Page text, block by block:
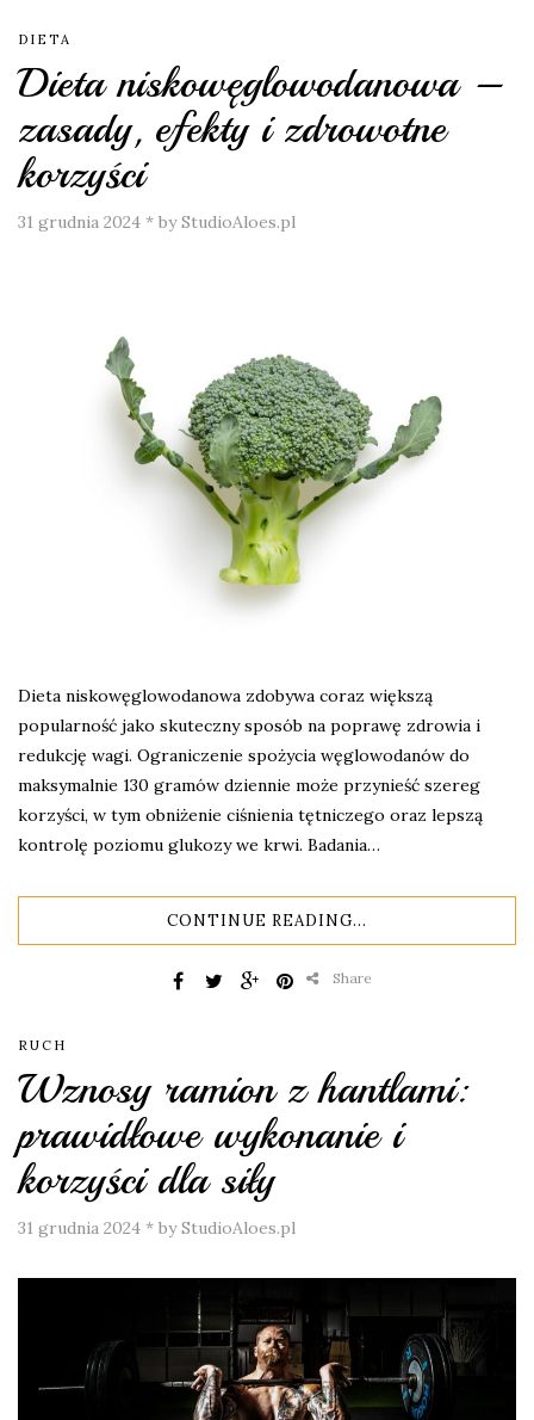
DIETA
Dieta niskowęglowodanowa –
zasady, efekty i zdrowotne
korzyści
31 grudnia 2024 * by StudioAloes.pl
Dieta niskowęglowodanowa zdobywa coraz większą
popularność jako skuteczny sposób na poprawę zdrowia i
redukcję wagi. Ograniczenie spożycia węglowodanów do
maksymalnie 130 gramów dziennie może przynieść szereg
korzyści, w tym obniżenie ciśnienia tętniczego oraz lepszą
kontrolę poziomu glukozy we krwi. Badania…
CONTINUE READING...
Share
RUCH
Wznosy ramion z hantlami:
prawidłowe wykonanie i
korzyści dla siły
31 grudnia 2024 * by StudioAloes.pl